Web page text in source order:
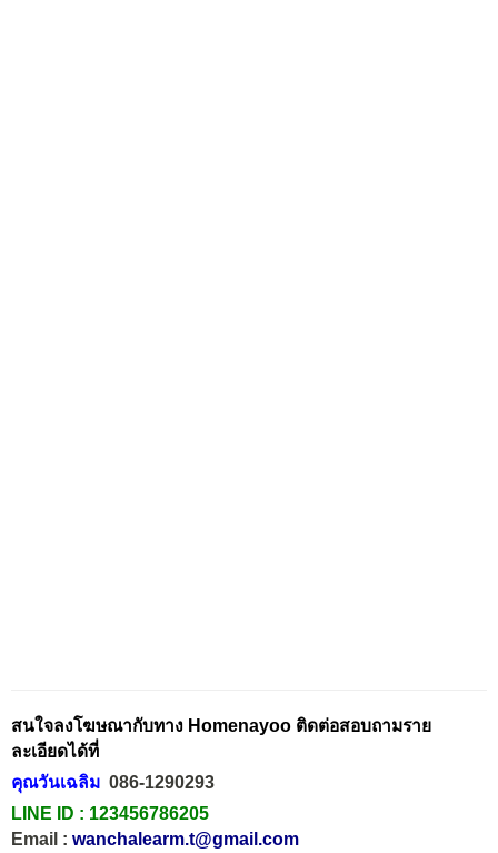
สนใจลงโฆษณากับทาง Homenayoo ติดต่อสอบถามราย
ละเอียดได้ที่
คุณวันเฉลิม 086-1290293
LINE ID : 123456786205
Email : wanchalearm.t@gmail.com